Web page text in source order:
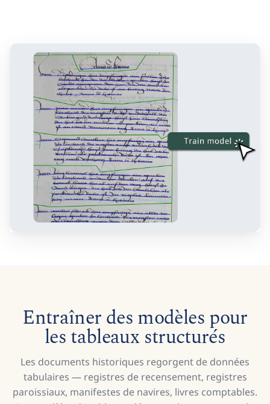
Entraîner des modèles pour
les tableaux structurés
Les documents historiques regorgent de données
tabulaires — registres de recensement, registres